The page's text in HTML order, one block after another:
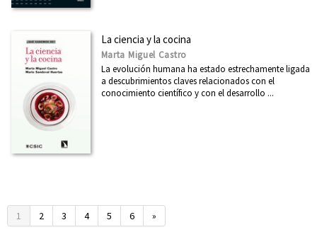
La ciencia y la cocina
Marta Miguel Castro
La evolución humana ha estado estrechamente ligada
a descubrimientos claves relacionados con el
conocimiento científico y con el desarrollo ...
1 2 3 4 5 6 »